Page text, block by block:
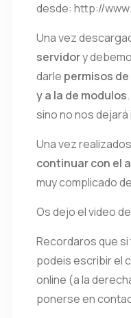
desde: http://
Una vez
servidory
darle permisos
y a la de modulos
sino no nos
Una vez
continuar con el
muy complicado
Os dejo el video
Recordaros que
podeis escribir el
online (a la
ponerse en